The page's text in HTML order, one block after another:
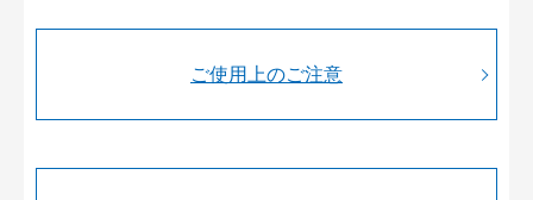
ご使用上のご注意